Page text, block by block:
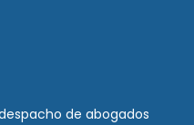
de abogados